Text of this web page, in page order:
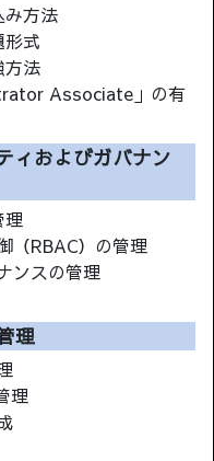
方法
式
法
Associate」の有
およびガバナン
RBAC）の管理
ンスの管理
理
理